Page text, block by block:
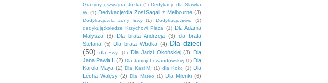
Grażyny i szwagra Józka (1) Dedykacje:dla Sławka
W. (1) Dedykacje:dla Zosi Sagali z Melbourne (3)
Dedykacje:dla żony Ewy (1) Dedykacje:Ewie
(1)
dedykuję:koledze Krzychowi Płaza
(1) Dla Adama
Małysza (6) Dla brata Andrzeja (3)
dla brata
Stefana (5) Dla brata Władka (4) Dla dzieci
(50)
dla Ewy. (1) Dla Jadzi Okońskiej (3)
Dla
Jana Pawła II (2) Dla Janiny Lewandowskiej (1) Dla
Karola Maya (2) Dla Kasi M. (1) dla Koko (1) Dla
Lecha Wałęsy (2) Dla Mateo (1) Dla Milenki (6)